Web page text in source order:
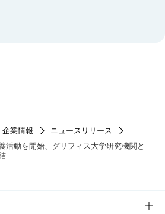
企業情報
ニュースリリース
活動を開始、グリフィス大学研究機関と